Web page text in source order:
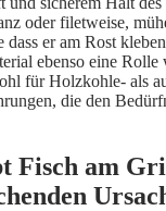
oder filetweise,
dass er am Rost
ebenso eine
für Holzkohle- als
die den
Fisch am